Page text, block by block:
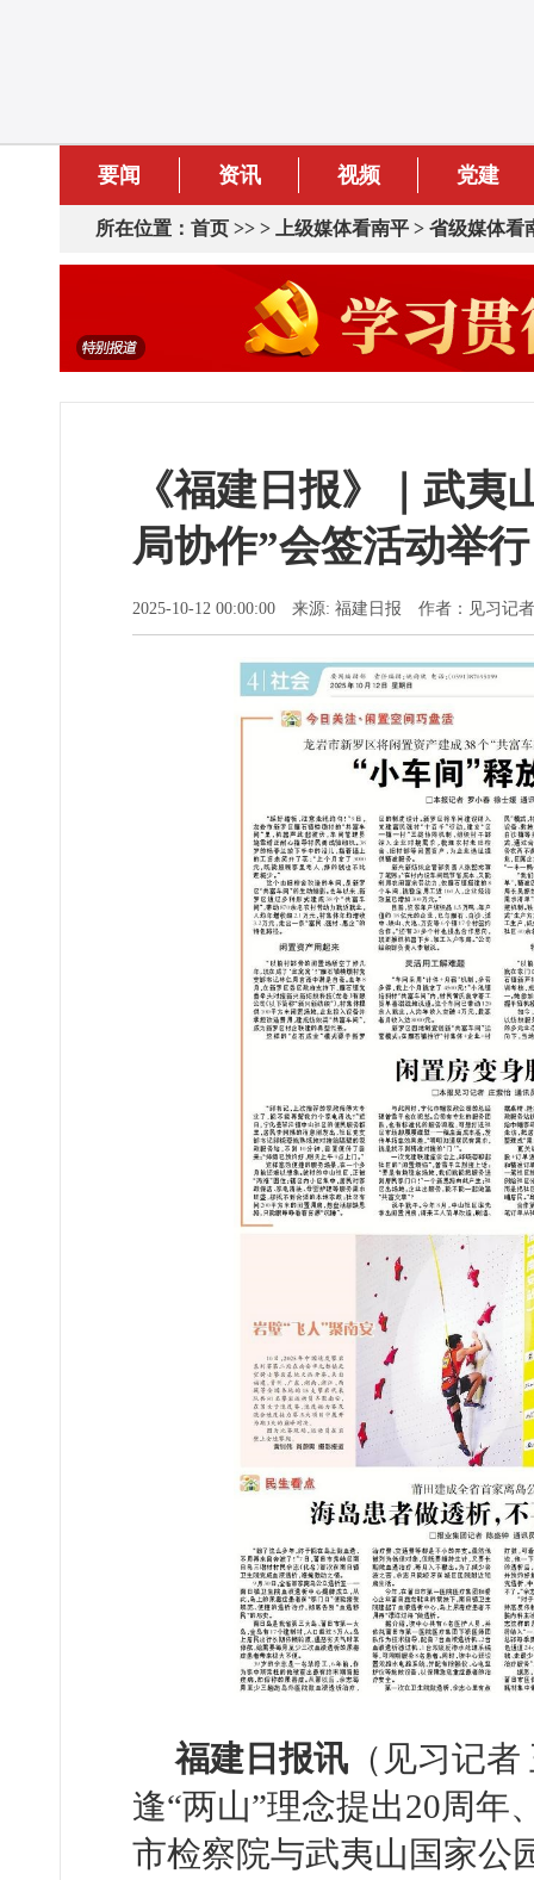
要闻 资讯 视频 党建
所在位置： 首页 >> > 上级媒体看南平 > 省级媒体看
《福建日报》｜武
局协作”会签活动举行
2025-10-12 00:00:00 来源: 福建日报 作者：见习记
福建日报讯 （见习记
逢“两山”理念提出20周年
市检察院与武夷山国家公